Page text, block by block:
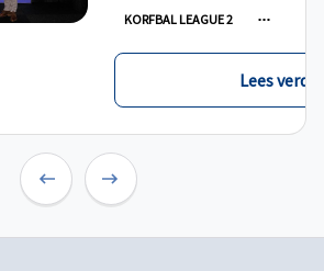
KORFBAL LEAGUE 2
Lees verder